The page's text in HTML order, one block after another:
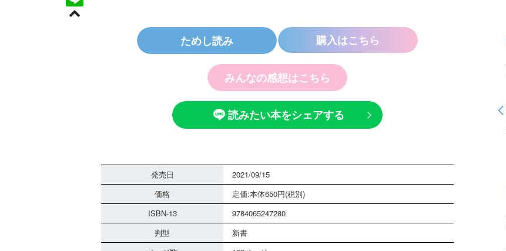
ためし読み 購入はこちら
みんなの感想はこちら
読みたい本をシェアする
発売日
2021/09/15
価格
定価:本体650円(税別)
ISBN-13
9784065247280
判型
新書
探偵チームＫＺ事件
ノート つぶやく死
カスがお好き ゲー
ムブック
探偵チームＫＺ事件
ノート １～１０巻
合本版
探偵チームＫＺ事件